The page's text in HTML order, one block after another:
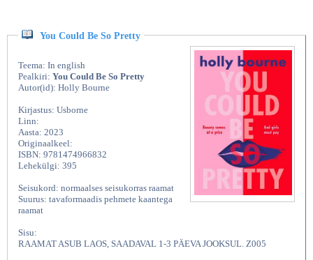
You Could Be So Pretty
Teema: In english
Pealkiri: You Could Be So Pretty
Autor(id): Holly Bourne
Kirjastus: Usborne
Linn:
Aasta: 2023
Originaalkeel:
ISBN: 9781474966832
Lehekülgi: 395
Seisukord: normaalses seisukorras raamat
Suurus: tavaformaadis pehmete kaantega
raamat
Sisu:
RAAMAT ASUB LAOS, SAADAVAL 1-3 PÄEVA JOOKSUL. Z005